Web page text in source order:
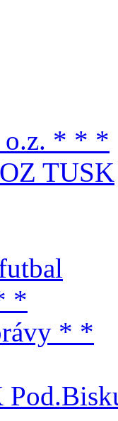
* * *
TUSK
*
* *